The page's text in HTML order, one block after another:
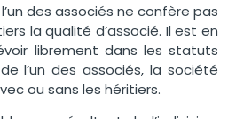
des associés ne confère pas
la qualité d’associé. Il est en
librement dans les statuts
l’un des associés, la société
ou sans les héritiers.